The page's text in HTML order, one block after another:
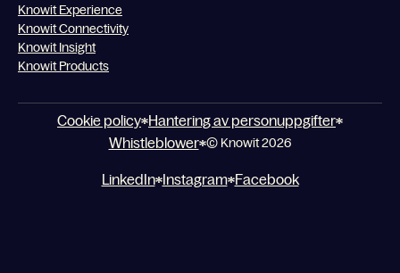
Knowit Experience
Knowit Connectivity
Knowit Insight
Knowit Products
Cookie policy Hantering av personuppgifter
Whistleblower © Knowit 2026
LinkedIn Instagram Facebook